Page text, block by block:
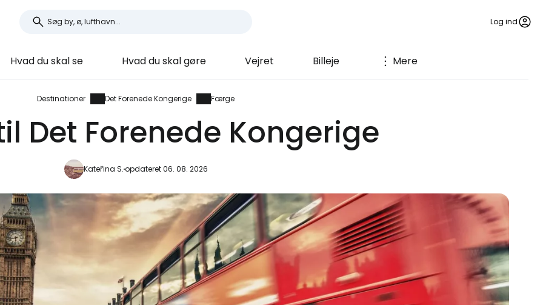
Log ind
Hvad du skal se Hvad du skal gøre Vejret Billeje Mere
Destinationer Det Forenede Kongerige Færge
Det Forenede Kongerige
Kateřina S.opdateret 06. 08. 2026